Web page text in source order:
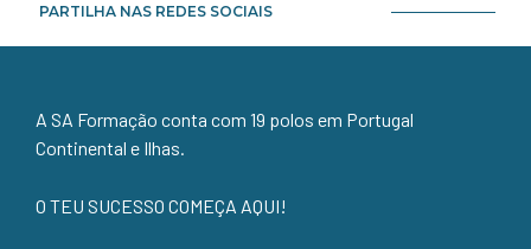
PARTILHA NAS REDES SOCIAIS
A SA Formação conta com 19 polos em Portugal
Continental e Ilhas.
O TEU SUCESSO COMEÇA AQUI!